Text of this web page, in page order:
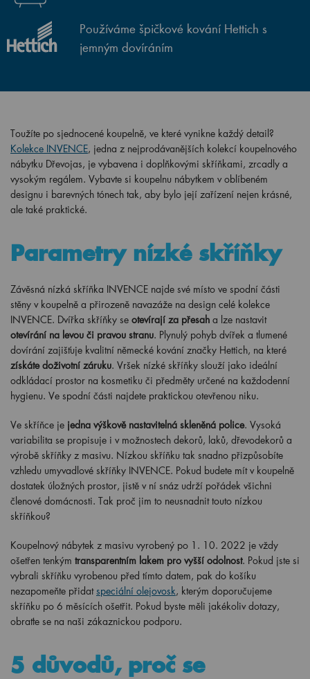
Používáme špičkové kování Hettich s
jemným dovíráním
Toužíte po sjednocené koupelně, ve které vynikne každý detail?
Kolekce INVENCE, jedna z nejprodávanějších kolekcí koupelnového
nábytku Dřevojas, je vybavena i doplňkovými skříňkami, zrcadly a
vysokým regálem. Vybavte si koupelnu nábytkem v oblíbeném
designu i barevných tónech tak, aby bylo její zařízení nejen krásné,
ale také praktické.
Parametry nízké skříňky
Závěsná nízká skříňka INVENCE najde své místo ve spodní části
stěny v koupelně a přirozeně navazáže na design celé kolekce
INVENCE. Dvířka skříňky se otevírají za přesah a lze nastavit
otevírání na levou či pravou stranu. Plynulý pohyb dvířek a tlumené
dovírání zajišťuje kvalitní německé kování značky Hettich, na které
získáte doživotní záruku. Vršek nízké skříňky slouží jako ideální
odkládací prostor na kosmetiku či předměty určené na každodenní
hygienu. Ve spodní části najdete praktickou otevřenou niku.
Ve skříňce je jedna výškově nastavitelná skleněná police. Vysoká
variabilita se propisuje i v možnostech dekorů, laků, dřevodekorů a
výrobě skříňky z masivu. Nízkou skříňku tak snadno přizpůsobíte
vzhledu umyvadlové skříňky INVENCE. Pokud budete mít v koupelně
dostatek úložných prostor, jistě v ní snáz udrží pořádek všichni
členové domácnosti. Tak proč jim to neusnadnit touto nízkou
skříňkou?
Koupelnový nábytek z masivu vyrobený po 1 . 10. 2022 je vždy
ošetřen tenkým transparentním lakem pro vyšší odolnost. Pokud jste si
vybrali skříňku vyrobenou před tímto datem, pak do košíku
nezapomeňte přidatspeciální olejovosk, kterým doporučujeme
skříňku po 6 měsících ošetřit. Pokud byste měli jakékoliv dotazy,
obraťte se na naši zákaznickou podporu.
5 důvodů, proč se